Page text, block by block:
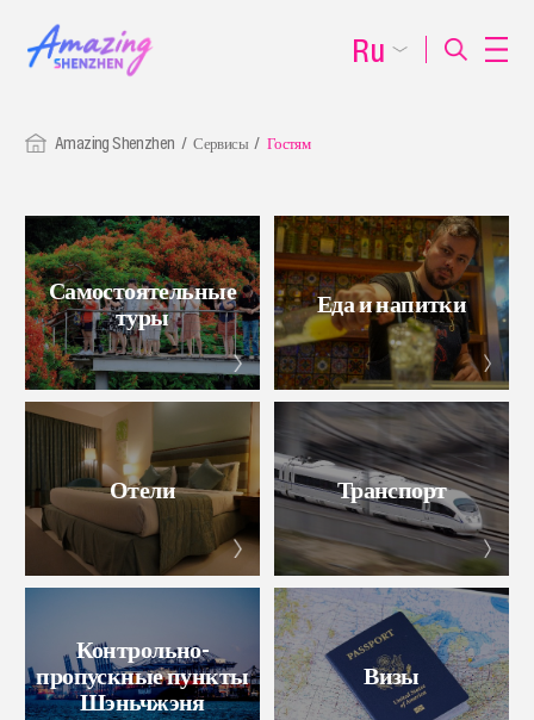
Amazing Shenzhen Сервисы Гостям
Самостоятельные
туры Еда и напитки
Отели Транспорт
Контрольно-
пропускные пункты
Шэньчжэня
Визы
Ru